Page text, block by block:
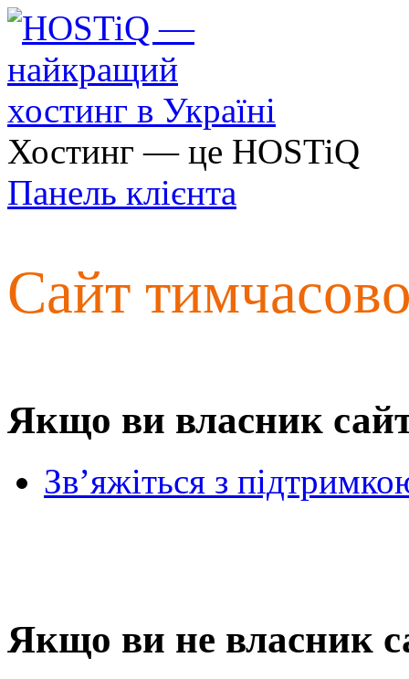
Хостинг — це HOSTiQ
Панель клієнта
Сайт
Якщо ви власник
Зв’яжіться з
Якщо ви не власник